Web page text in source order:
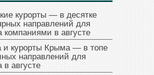
курорты — в десятке
направлений для
компаниями в августе
и курорты Крыма — в топе
направлений для
в августе